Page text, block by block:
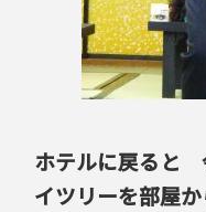
ホテルに戻ると
イツリーを部屋